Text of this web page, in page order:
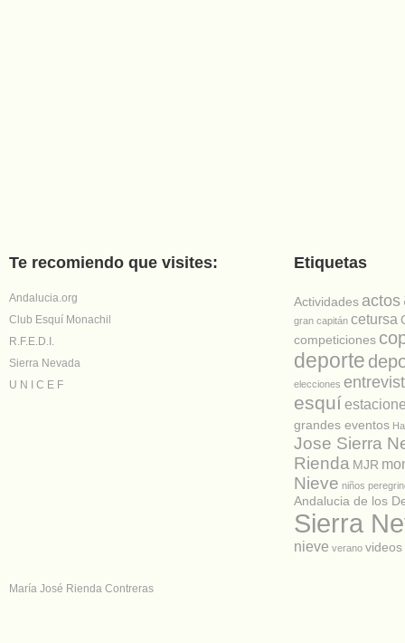
Te recomiendo que visites:
Andalucia.org
Club Esquí Monachil
R.F.E.D.I.
Sierra Nevada
U N I C E F
Etiquetas
Actividades actos
gran capitán cetursa
competiciones
deporte
elecciones
esquí
grandes eventos
Jose Sierra
Rienda MJR
Nieve niños
Andalucia de los
Sierra
nieve verano videos
María José Rienda Contreras